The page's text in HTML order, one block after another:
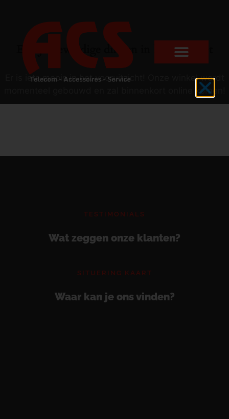
Er zijn geweldige dingen in het verschiet
Er is iets moois in het vooruitzicht! Onze winkel wordt
momenteel gebouwd en zal binnenkort online komen!
TESTIMONIALS
Wat zeggen onze klanten?
SITUERING KAART
Waar kan je ons vinden?